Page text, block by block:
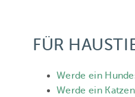
FÜR
Werde ein
Werde ein